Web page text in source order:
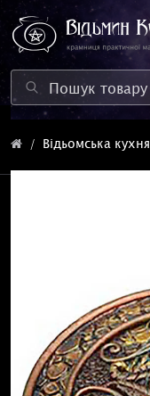
Відьомська кухня